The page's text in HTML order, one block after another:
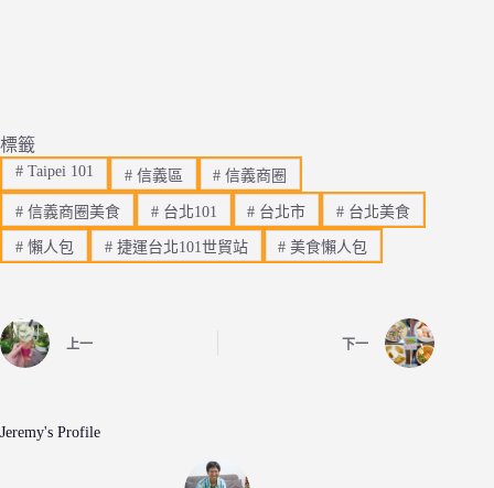
標籤
#Taipei 101 #信義區 # 信義商圈
#信義商圈美食 #台北101 # 台北市 # 台北美食
#懶人包 #捷運台北101世貿站 # 美食懶人包
上一 下一
Jeremy's Profile